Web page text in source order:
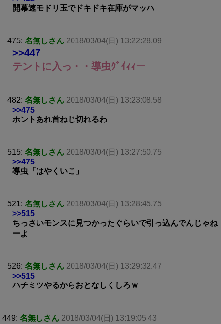
開幕速モドリ玉でドキドキ在庫がマッハ
475: 名無しさん 2018/03/04(日) 13:22:28.09
>>447
テントに入っ・・導虫ｸﾞｲｨｨー
482: 名無しさん 2018/03/04(日) 13:23:08.58
>>475
ホントあれ首ねじ切れるわ
515: 名無しさん 2018/03/04(日) 13:27:50.75
>>475
導虫「はやくいこ」
521: 名無しさん 2018/03/04(日) 13:28:45.75
>>515
ちっさいモンスに見つかったぐらいで引っ込んでんじゃね
ーよ
526: 名無しさん 2018/03/04(日) 13:29:32.47
>>515
ハチミツやるからおとなしくしろｗ
449: 名無しさん 2018/03/04(日) 13:19:05.43